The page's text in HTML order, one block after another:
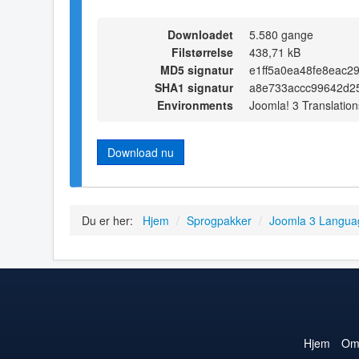
Downloadet
5.580 gange
Filstørrelse
438,71 kB
MD5 signatur
SHA1 signatur
Environments
Joomla! 3
Download nu
Du er her: Hjem / Sprogpakker / Joomla 3
Hjem Om